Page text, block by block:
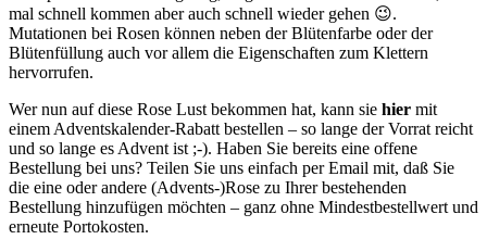
mal schnell kommen aber auch schnell wieder gehen 😉.
Mutationen bei Rosen können neben der Blütenfarbe oder der
Blütenfüllung auch vor allem die Eigenschaften zum Klettern
hervorrufen.
Wer nun auf diese Rose Lust bekommen hat, kann sie hier mit
einem Adventskalender-Rabatt bestellen – so lange der Vorrat reicht
und so lange es Advent ist ;-). Haben Sie bereits eine offene
Bestellung bei uns? Teilen Sie uns einfach per Email mit, daß Sie
die eine oder andere (Advents-)Rose zu Ihrer bestehenden
Bestellung hinzufügen möchten – ganz ohne Mindestbestellwert und
erneute Portokosten.